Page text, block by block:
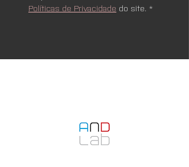
Políticas de Privacidade do site. *